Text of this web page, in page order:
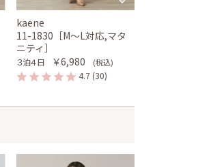
kaene
11-1830［M〜L対応,マタ
ニティ］
３泊４日 ￥6,980 (税込)
4.7 (30)